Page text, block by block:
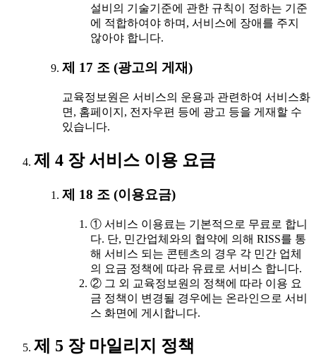
설비의 기술기준에 관한 규칙이 정하는 기준
에 적합하여야 하며, 서비스에 장애를 주지
않아야 합니다.
제 17 조 (광고의 게재)
교육정보원은 서비스의 운용과 관련하여 서비스화
면, 홈페이지, 전자우편 등에 광고 등을 게재할 수
있습니다.
제 4 장 서비스 이용 요금
제 18 조 (이용요금)
① 서비스 이용료는 기본적으로 무료로 합니
다. 단, 민간업체와의 협약에 의해 RISS를 통
해 서비스 되는 콘텐츠의 경우 각 민간 업체
의 요금 정책에 따라 유료로 서비스 합니다.
② 그 외 교육정보원의 정책에 따라 이용 요
금 정책이 변경될 경우에는 온라인으로 서비
스 화면에 게시합니다.
제 5 장 마일리지 정책